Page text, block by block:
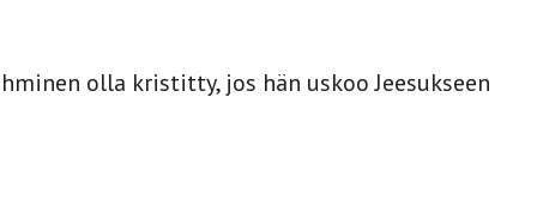
olla kristitty, jos hän uskoo Jeesukseen